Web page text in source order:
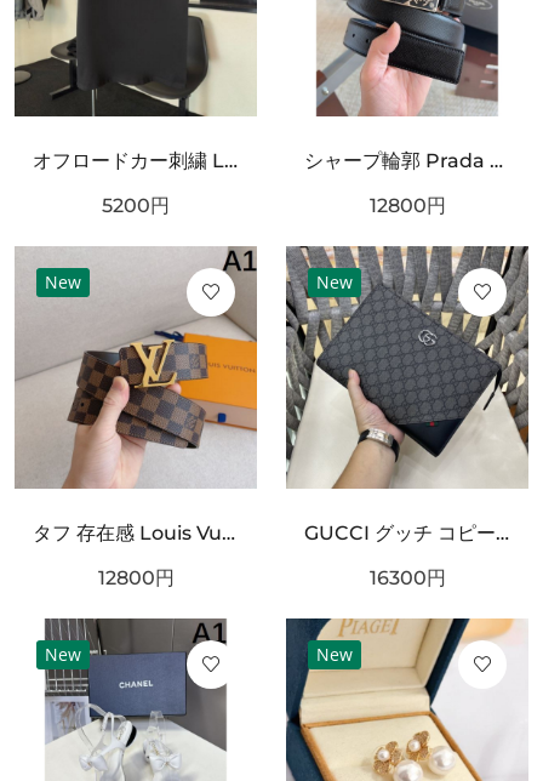
オフロードカー刺繍 LOUIS VUITTON ルイヴィトン コピー Tシャツ ブラックカラー フロントグラフィック 半袖デザイン ストリート感ある仕上がり
5200円
シャープ輪郭 Prada プラダ コピー ベルト ブラックレザー 細かなエンボス加工 サークルメタルバックル ロゴ刻印 都会的スタイル
12800円
New
タフ 存在感 Louis Vuitton ルイヴィトン コピー ベルト ブラックチェック型押しレザー シルバーバックル 厚みある仕様 ストリート映えデザイン
12800円
New
GUCCI グッチ コピー クラッチバッグ GGスプリームキャンバス スリムフォルム フラップデザイン リストストラップ付き 軽量設計
16300円
New New